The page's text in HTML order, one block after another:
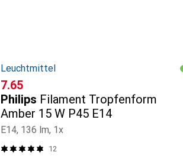
Leuchtmittel
CHF
7.65
Philips Filament Tropfenform
Amber 15 W P45 E14
E14, 136 lm, 1x
12